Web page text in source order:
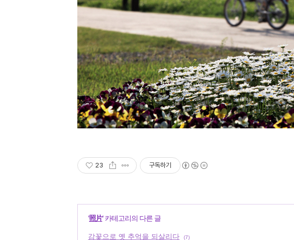
23 구독하기
'照片' 카테고리의 다른 글
감꽃으로 옛 추억을 되살리다 (7)